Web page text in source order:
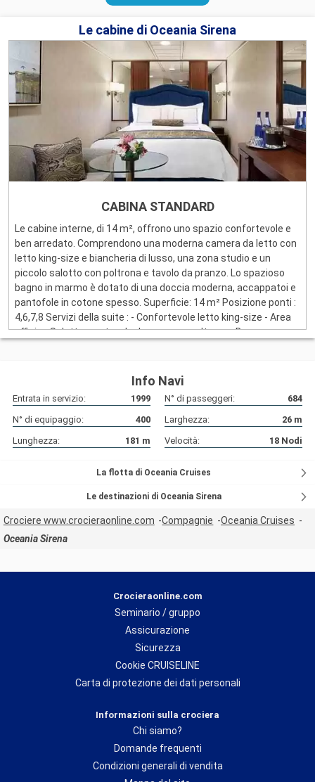
Le cabine di Oceania Sirena
CABINA STANDARD
Le cabine interne, di 14 m², offrono uno spazio confortevole e
ben arredato. Comprendono una moderna camera da letto con
letto king-size e biancheria di lusso, una zona studio e un
piccolo salotto con poltrona e tavolo da pranzo. Lo spazioso
bagno in marmo è dotato di una doccia moderna, accappatoi e
pantofole in cotone spesso. Superficie: 14 m² Posizione ponti :
4,6,7,8 Servizi della suite : - Confortevole letto king-size - Area
ufficio - Salotto con tavolo da pranzo e poltrona - Bagno
schermo piatto - Cassetta di sicurezza - Asciugacapelli
camera tutto il giorno, bevande analcoliche gratuite rifornite
ogni giorno nel minibar refrigerato, prodotti Bulgari, sistema TV
interattivo con film on-demand e accesso Wi-Fi incluso.
Info Navi
Entrata in servizio: 1999 N° di passeggeri:
684
N° di equipaggio:
400 Larghezza: 26 m
Lunghezza:
181 m Velocità: 18 Nodi
La flotta di Oceania Cruises
Le destinazioni di Oceania Sirena
Crociere www.crocieraonline.com Compagnie
Oceania Cruises
Oceania Sirena
Crocieraonline.com
Seminario / gruppo
Assicurazione
Sicurezza
Cookie CRUISELINE
Carta di protezione dei dati personali
Informazioni sulla crociera
Chi siamo?
Domande frequenti
Condizioni generali di vendita